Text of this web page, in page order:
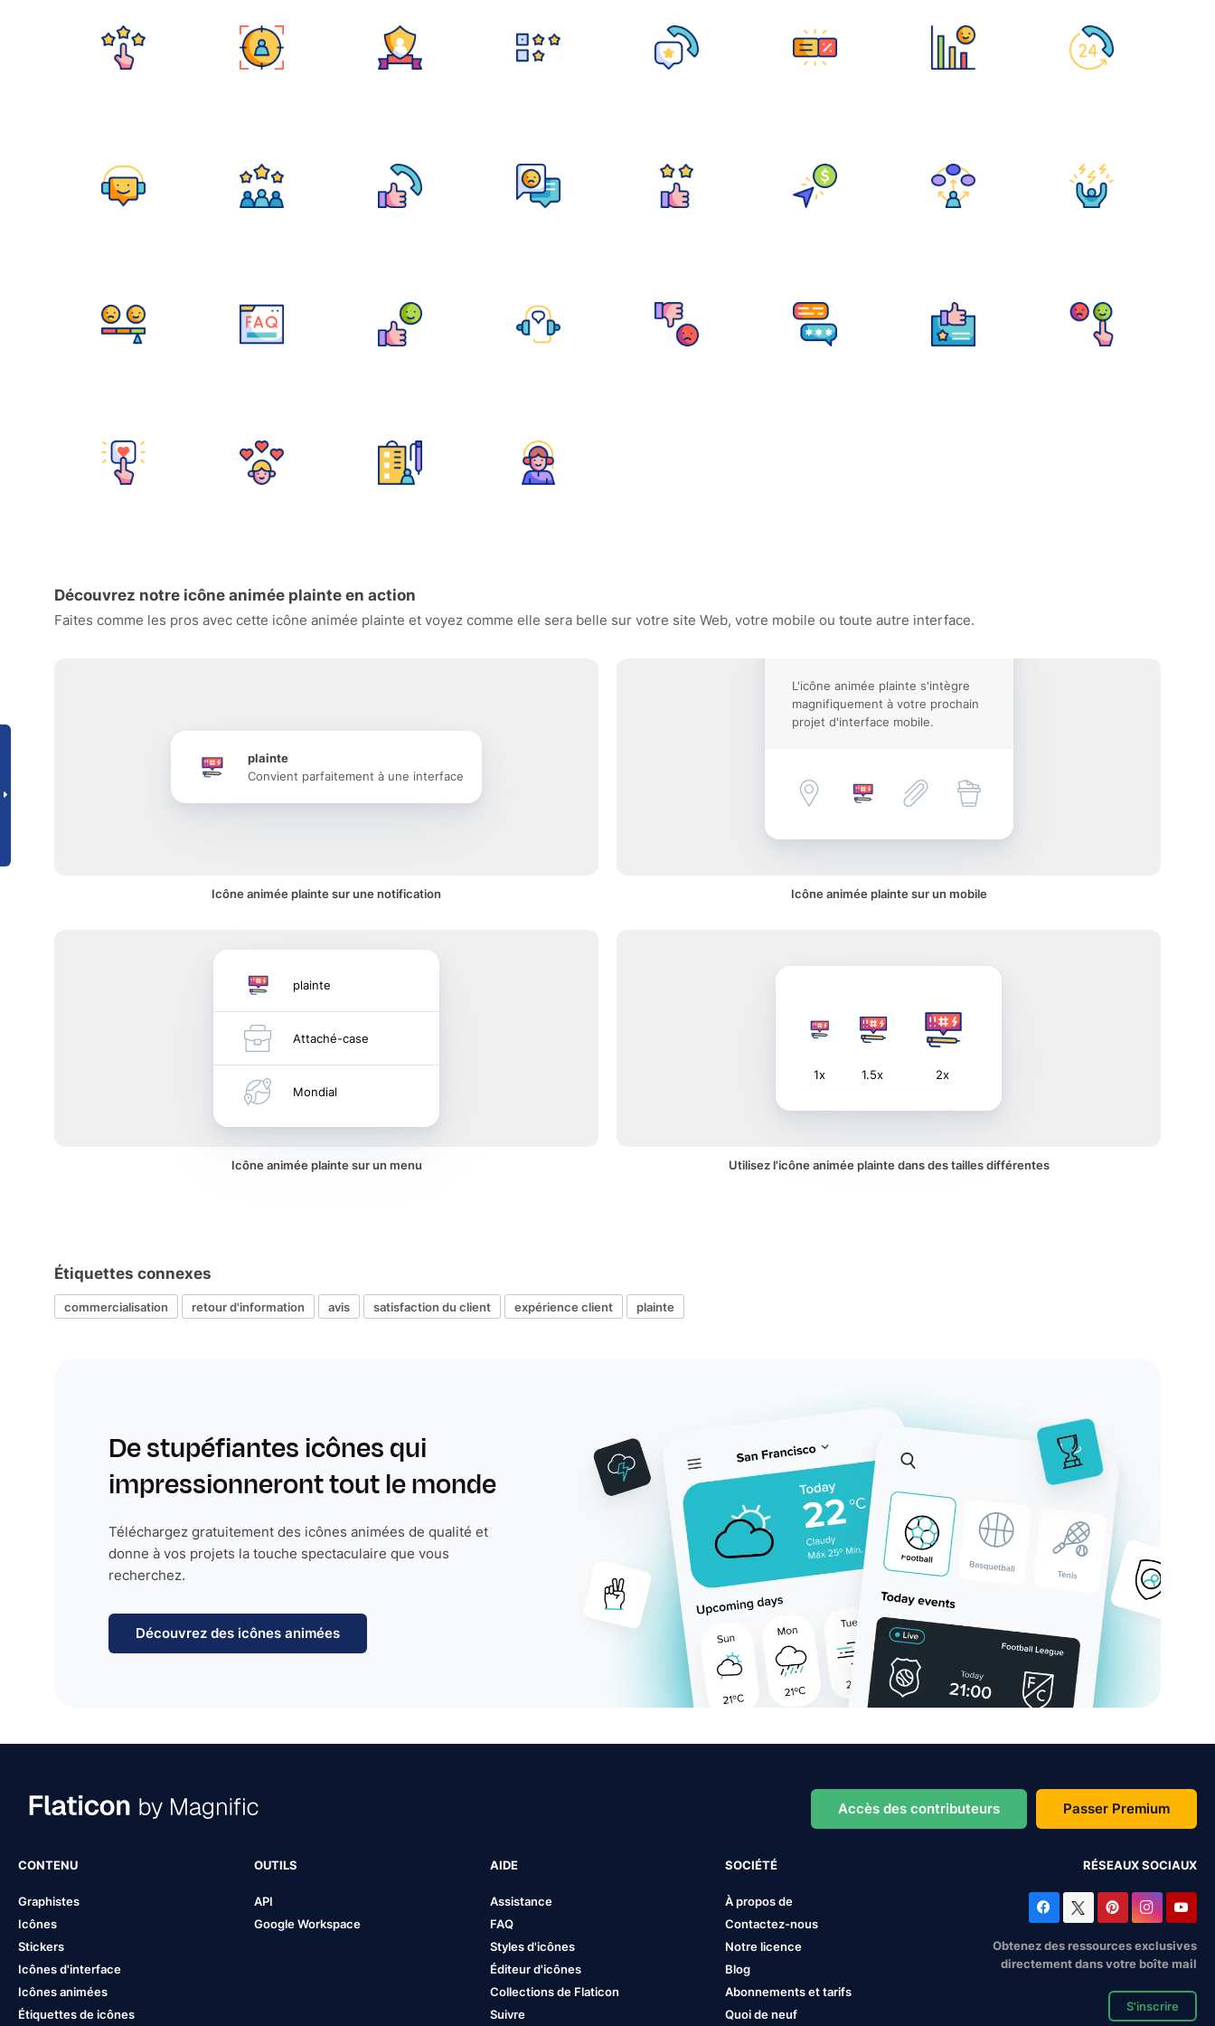
Découvrez notre icône animée plainte en action
Faites comme les pros avec cette icône animée plainte et voyez comme elle sera belle sur votre site Web, votre mobile ou toute autre interface.
plainte
Convient parfaitement à une interface
Icône animée plainte sur une notification
L'icône animée plainte s'intègre
magnifiquement à votre prochain
projet d'interface mobile.
Icône animée plainte sur un mobile
plainte
Attaché-case
Mondial
Icône animée plainte sur un menu
1x 1.5x 2x
Utilisez l'icône animée plainte dans des tailles différentes
Étiquettes connexes
commercialisation retour d'information avis satisfaction du client expérience client plainte
De stupéfiantes icônes qui
impressionneront tout le monde
Téléchargez gratuitement des icônes animées de qualité et
donne à vos projets la touche spectaculaire que vous
recherchez.
Découvrez des icônes animées
Accès des contributeurs Passer Premium
CONTENU
Graphistes
Icônes
Stickers
Icônes d'interface
Icônes animées
Étiquettes de icônes
OUTILS
API
Google Workspace
AIDE
Assistance
FAQ
Styles d'icônes
Éditeur d'icônes
Collections de Flaticon
Suivre
SOCIÉTÉ
À propos de
Contactez-nous
Notre licence
Blog
Abonnements et tarifs
Quoi de neuf
RÉSEAUX SOCIAUX
Obtenez des ressources exclusives
directement dans votre boîte mail
S'inscrire